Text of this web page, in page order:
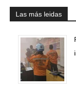
Las más leidas